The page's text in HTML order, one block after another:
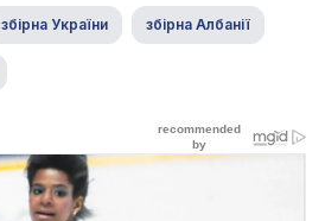
збірна України збірна Албанії